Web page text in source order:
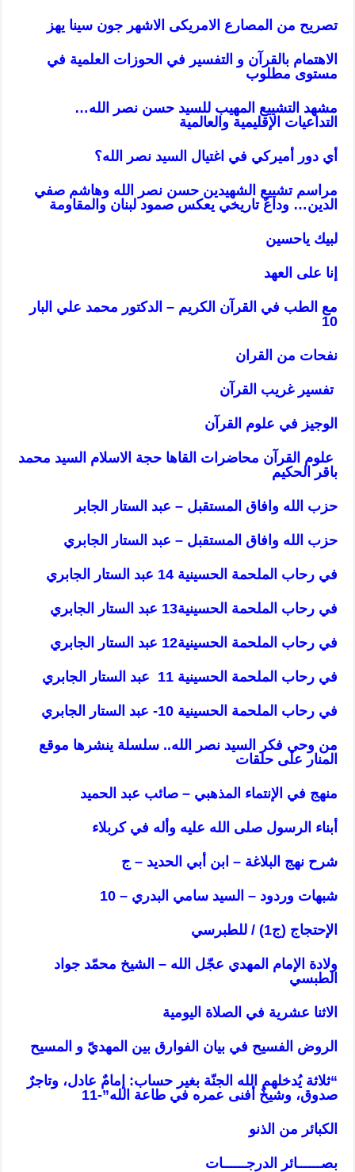
تصريح من المصارع الامريكى الاشهر جون سينا يهز
الاهتمام بالقرآن و التفسير في الحوزات العلمية في
مستوى مطلوب
مشهد التشييع المهيب للسيد حسن نصر الله…
التداعيات الإقليمية والعالمية
أي دور أميركي في اغتيال السيد نصر الله؟
مراسم تشييع الشهيدين حسن نصر الله وهاشم صفي
الدين… وداعٌ تاريخي يعكس صمود لبنان والمقاومة
لبيك ياحسين
إنا على العهد
مع الطب في القرآن الكريم – الدكتور محمد علي البار
10
نفحات من القران
تفسير غريب القرآن
الوجيز في علوم القرآن
علوم القرآن محاضرات القاها حجة الاسلام السيد محمد
باقر الحكيم
حزب الله وافاق المستقبل – عبد الستار الجابر
حزب الله وافاق المستقبل – عبد الستار الجابري
في رحاب الملحمة الحسينية 14 عبد الستار الجابري
في رحاب الملحمة الحسينية13 عبد الستار الجابري
في رحاب الملحمة الحسينية12 عبد الستار الجابري
في رحاب الملحمة الحسينية 11 عبد الستار الجابري
في رحاب الملحمة الحسينية 10- عبد الستار الجابري
من وحي فكر السيد نصر الله.. سلسلة ينشرها موقع
المنار على حلقات
منهج في الإنتماء المذهبي – صائب عبد الحميد
أبناء الرسول صلى الله عليه وأله في كربلاء
شرح نهج البلاغة – ابن أبي الحديد – ج
شبهات وردود – السيد سامي البدري – 10
الإحتجاج (ج1) / للطبرسي
ولادة الإمام المهدي عجّل الله – الشيخ محمّد جواد
الطبسي
الاثنا عشرية في الصلاة اليومية
الروض الفسيح في بيان الفوارق بين المهديّ و المسيح
“ثلاثة يُدخلهم الله الجنّة بغير حساب: إمامٌ عادل، وتاجرٌ
صدوق، وشيخٌ أفنى عمره في طاعة الله”-11
الكبائر من الذنو
بصــــــائر الدرجــــــات